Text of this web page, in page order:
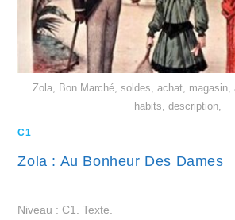
Zola, Bon Marché, soldes, achat, magasin,
habits, description,
C1
Zola : Au Bonheur Des Dames
Niveau : C1. Texte.